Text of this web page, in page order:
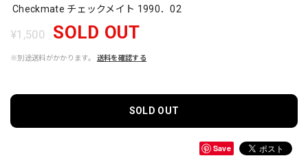
Checkmate チェックメイト 1990．02
¥1,500 SOLD OUT
※別途送料がかかります。 送料を確認する
SOLD OUT
Save